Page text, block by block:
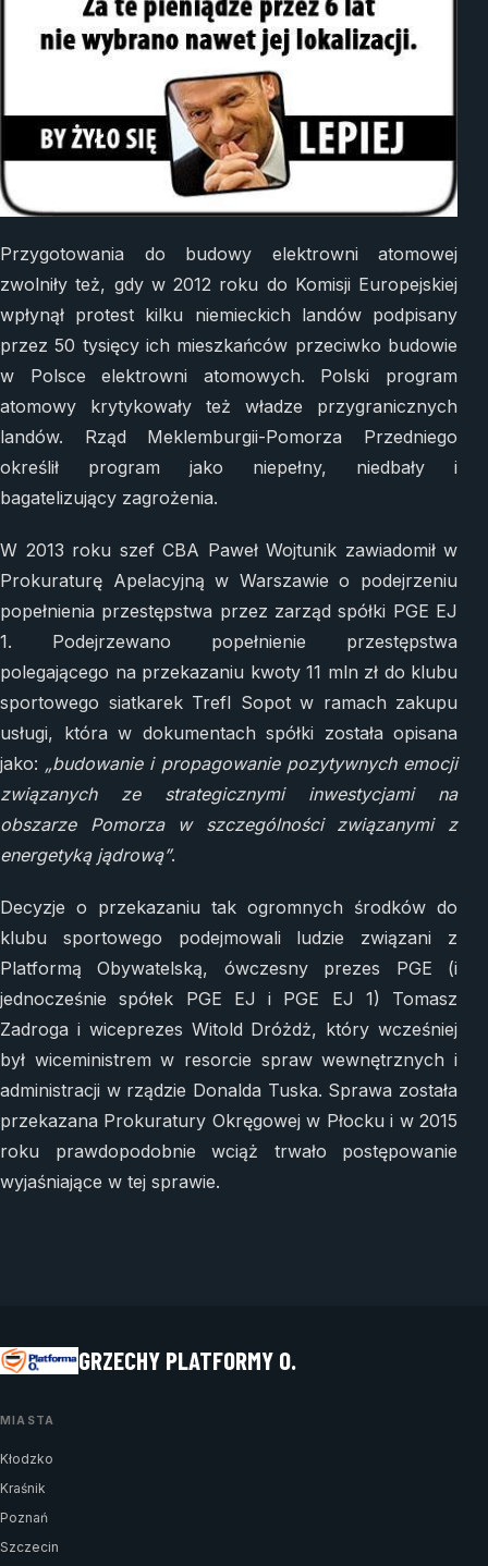
Przygotowania do budowy elektrowni atomowej
zwolniły też, gdy w 2012 roku do Komisji Europejskiej
wpłynął protest kilku niemieckich landów podpisany
przez 50 tysięcy ich mieszkańców przeciwko budowie
w Polsce elektrowni atomowych. Polski program
atomowy krytykowały też władze przygranicznych
landów. Rząd Meklemburgii-Pomorza Przedniego
określił program jako niepełny, niedbały i
bagatelizujący zagrożenia.
W 2013 roku szef CBA Paweł Wojtunik zawiadomił w
Prokuraturę Apelacyjną w Warszawie o podejrzeniu
popełnienia przestępstwa przez zarząd spółki PGE EJ
1. Podejrzewano popełnienie przestępstwa
polegającego na przekazaniu kwoty 11 mln zł do klubu
sportowego siatkarek Trefl Sopot w ramach zakupu
usługi, która w dokumentach spółki została opisana
jako: „budowanie i propagowanie pozytywnych emocji
związanych ze strategicznymi inwestycjami na
obszarze Pomorza w szczególności związanymi z
energetyką jądrową”.
Decyzje o przekazaniu tak ogromnych środków do
klubu sportowego podejmowali ludzie związani z
Platformą Obywatelską, ówczesny prezes PGE (i
jednocześnie spółek PGE EJ i PGE EJ 1) Tomasz
Zadroga i wiceprezes Witold Dróżdż, który wcześniej
był wiceministrem w resorcie spraw wewnętrznych i
administracji w rządzie Donalda Tuska. Sprawa została
przekazana Prokuratury Okręgowej w Płocku i w 2015
roku prawdopodobnie wciąż trwało postępowanie
wyjaśniające w tej sprawie.
GRZECHY PLATFORMY O.
MIASTA
Kłodzko
Kraśnik
Poznań
Szczecin